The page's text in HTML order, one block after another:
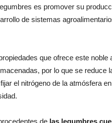
es promover su
de sistemas
que ofrece este noble
por lo que se reduce
el nitrógeno de la atmósfera
de las legumbres